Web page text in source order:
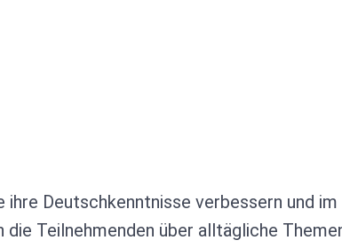
Deutschkenntnisse verbessern und im
Teilnehmenden über alltägliche